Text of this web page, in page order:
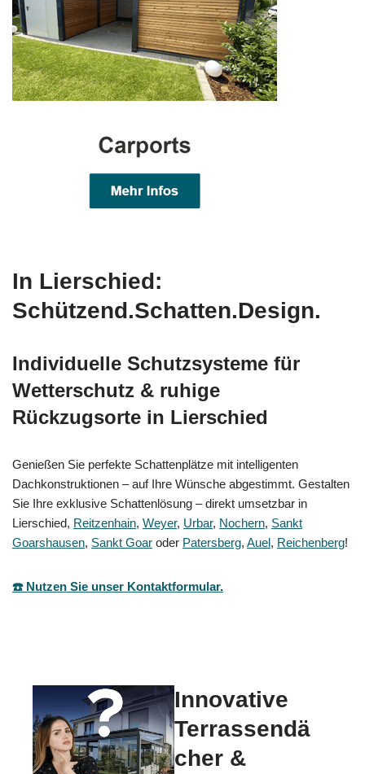
In Lierschied:
Schützend.Schatten.Design.
Individuelle Schutzsysteme für
Wetterschutz & ruhige
Rückzugsorte in Lierschied
Genießen Sie perfekte Schattenplätze mit intelligenten
Dachkonstruktionen – auf Ihre Wünsche abgestimmt. Gestalten
Sie Ihre exklusive Schattenlösung – direkt umsetzbar in
Lierschied, Reitzenhain, Weyer, Urbar, Nochern, Sankt
Goarshausen, Sankt Goar oder Patersberg, Auel, Reichenberg!
☎️ Nutzen Sie unser Kontaktformular.
Innovative
Terrassendä
cher &